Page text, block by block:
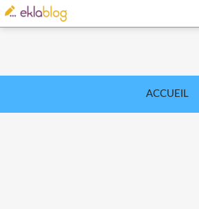
ACCUEIL